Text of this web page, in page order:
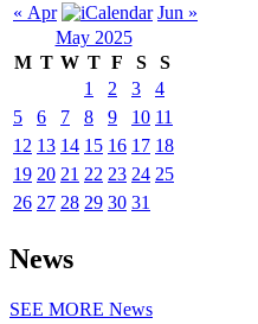
« Apr
Jun »
May 2025
M T W T F S
S
1
2 3
4
5
6 7 8 9 10 11
12 13 14 15 16 17 18
19 20 21 22 23 24 25
26 27 28 29 30 31
News
SEE MORE News